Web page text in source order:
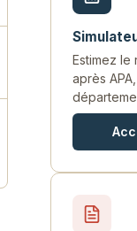
Estimez le
après